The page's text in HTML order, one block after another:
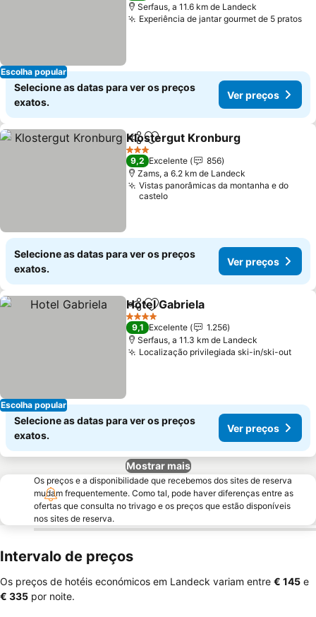
Escolha popular
Serfaus, a 11.6 km de Landeck
Experiência de jantar gourmet de 5 pratos
Selecione as datas para ver os preços
exatos.
Ver preços
PartilharAdicionar aos favoritos
Klostergut Kronburg
3 Estrelas
9,2 Excelente
856
Zams, a 6.2 km de Landeck
Vistas panorâmicas da montanha e do
castelo
Selecione as datas para ver os preços
exatos.
Ver preços
Escolha popular
PartilharAdicionar aos favoritos
Hotel Gabriela
4 Estrelas
9,1 Excelente
1.256
Serfaus, a 11.3 km de Landeck
Localização privilegiada ski-in/ski-out
Selecione as datas para ver os preços
exatos.
Ver preços
Mostrar mais
Os preços e a disponibilidade que recebemos dos sites de reserva
mudam frequentemente. Como tal, pode haver diferenças entre as
ofertas que consulta no trivago e os preços que estão disponíveis
nos sites de reserva.
Intervalo de preços
Os preços de hotéis económicos em Landeck variam entre ‎€ 145 e
‎€ 335 por noite.